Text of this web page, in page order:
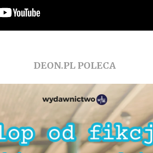
DEON.PL POLECA